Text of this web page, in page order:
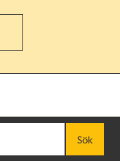
Sök